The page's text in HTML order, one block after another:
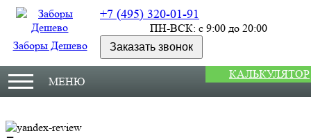
Заборы Дешево
+7 (495) 320-01-91
ПН-ВСК: с 9:00 до 20:00
Заказать звонок
МЕНЮ
КАЛЬКУЛЯТОР